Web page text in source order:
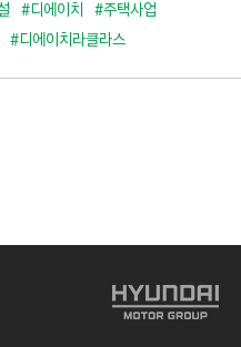
#디에이치 #주택사업
#디에이치라클라스